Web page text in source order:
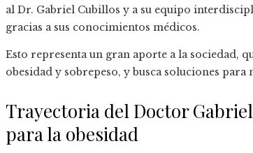
al Dr. Gabriel Cubillos y a su equipo
gracias a sus conocimientos médicos.
Esto representa un gran aporte a la sociedad,
obesidad y sobrepeso, y busca soluciones para
Trayectoria del Doctor
para la obesidad